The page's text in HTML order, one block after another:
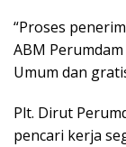
“Proses
ABM
Umum dan
Plt. Dirut
pencari kerja